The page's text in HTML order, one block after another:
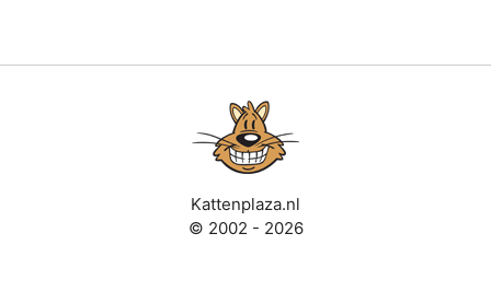
Kattenplaza.nl
© 2002 - 2026